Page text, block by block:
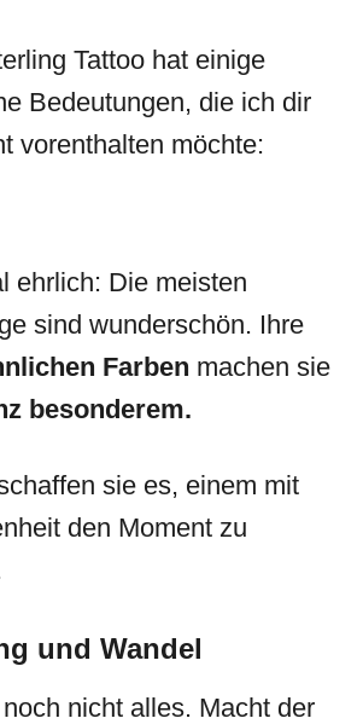
Tattoo hat einige
Bedeutungen, die ich dir
vorenthalten möchte:
ehrlich: Die meisten
sind wunderschön. Ihre
Farben machen sie
besonderem.
sie es, einem mit
den Moment zu
und Wandel
nicht alles. Macht der